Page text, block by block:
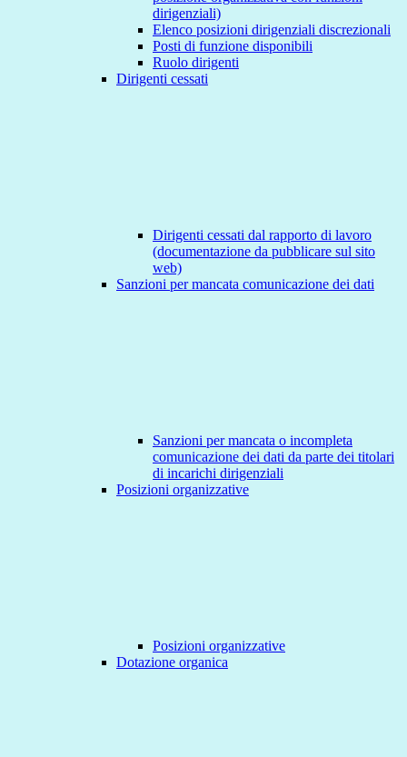
dirigenziali)
Elenco posizioni dirigenziali discrezionali
Posti di funzione disponibili
Ruolo dirigenti
Dirigenti cessati
Dirigenti cessati dal rapporto di lavoro
(documentazione da pubblicare sul sito
web)
Sanzioni per mancata comunicazione dei dati
Sanzioni per mancata o incompleta
comunicazione dei dati da parte dei titolari
di incarichi dirigenziali
Posizioni organizzative
Posizioni organizzative
Dotazione organica